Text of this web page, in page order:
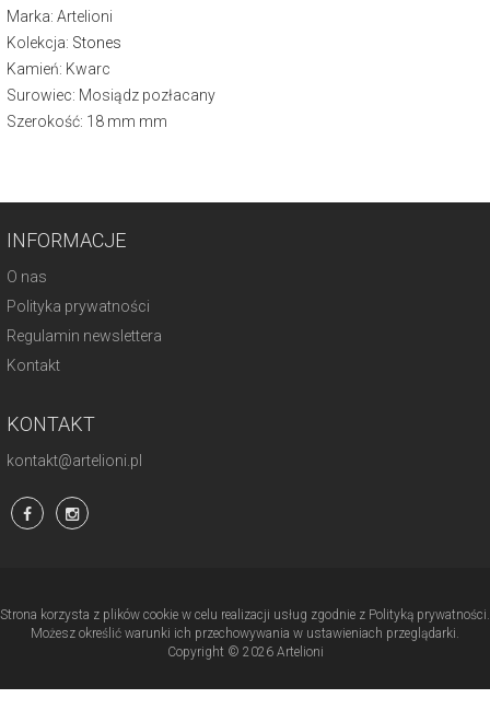
Marka: Artelioni
Kolekcja: Stones
Kamień: Kwarc
Surowiec: Mosiądz pozłacany
Szerokość: 18 mm mm
INFORMACJE
O nas
Polityka prywatności
Regulamin newslettera
Kontakt
KONTAKT
kontakt@artelioni.pl
Strona korzysta z plików cookie w celu realizacji usług zgodnie z Polityką prywatności.
Możesz określić warunki ich przechowywania w ustawieniach przeglądarki.
Copyright © 2026 Artelioni